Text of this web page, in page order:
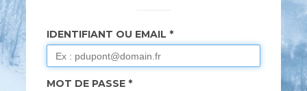
IDENTIFIANT OU EMAIL
MOT DE PASSE